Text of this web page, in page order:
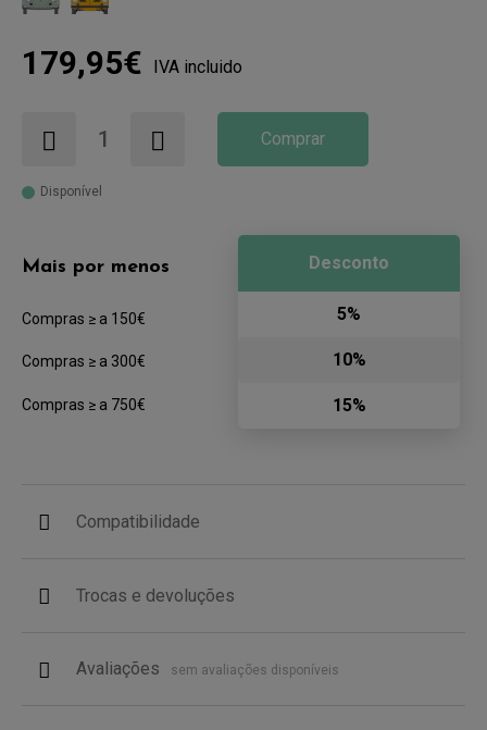
179,95€ IVA incluido
Comprar
Disponível
Mais por menos
Compras ≥ a 150€
Compras ≥ a 300€
Compras ≥ a 750€
Desconto
5%
10%
15%
Compatibilidade
Trocas e devoluções
Avaliações sem avaliações disponíveis